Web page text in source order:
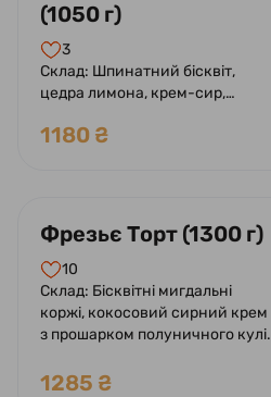
(1050 г)
3
Склад: Шпинатний бісквіт,
цедра лимона, крем-сир,
1180 ₴
Фрезьє Торт (1300 г)
10
Склад: Бісквітні мигдальні
коржі, кокосовий сирний крем
з прошарком полуничного кулі.
1285 ₴